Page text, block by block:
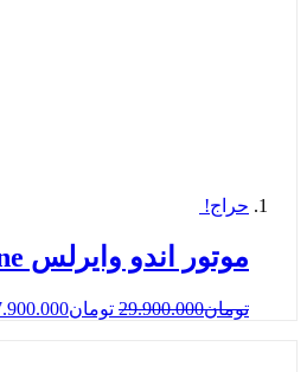
حراج!
موتور اندو وایرلس marathone-ماراتن
تومان29.900.000 تومان